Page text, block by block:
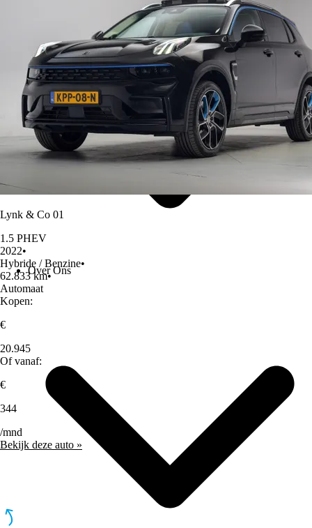
Over Ons
Lynk & Co 01
1.5 PHEV
2022•
Hybride / Benzine•
62.833 km•
Automaat
Kopen:
€
20.945
Of vanaf:
€
344
/mnd
Bekijk deze auto »